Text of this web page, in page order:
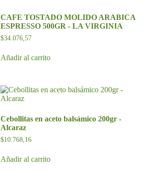
CAFE TOSTADO MOLIDO ARABICA
ESPRESSO 500GR - LA VIRGINIA
$34.076,57
Añadir al carrito
Cebollitas en aceto balsámico 200gr -
Alcaraz
$10.768,16
Añadir al carrito